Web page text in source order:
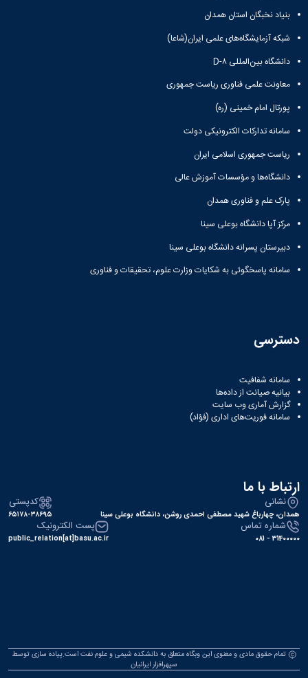
بنیاد نخبگان استان همدان
شبکه آزمایشگاه‌های علمی ایران(شاعا)
دانشگاه بین‌المللی D-۸
معاونت علمی فناوری ریاست جمهوری
پورتال امام خمینی (ره)
سامانه تدارکات الکترونیکی دولت
ریاست جمهوری اسلامی ایران
دانشگاه‌ها و مؤسسات آموزش عالی
پارک علم و فناوری همدان
مرکز آپا دانشگاه بوعلی سینا
دبیرستان پسرانه دانشگاه بوعلی سینا
سامانه پاسخگوئی به شکایات وزارت علوم، تحقیقات و فناوری
دسترسی
سامانه شفافیت
بیانیه صیانت از داده‌ها
گزارش آماری وب‌ سایت
سامانه فوریت‌های اداری (فؤاد)
ارتباط با ما
نشانی
همدان، چهارباغ شهید مصطفی احمدی روشن، دانشگاه بوعلی سینا
کدپستی
۶۵۱۷۸-۳۸۶۹۵
شماره تماس
31400000 - 081
پست الکترونیک
public_relation[at]basu.ac.ir
تمام حقوق مادی و معنوی این وبگاه متعلق به دانشکده شیمی و علوم نفت است.پیاده سازی توسط
سپهرافزار ایرانیان